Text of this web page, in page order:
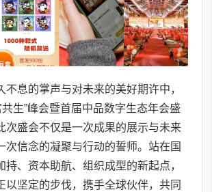
不息的掌声与对未来的美好期许中，
共生”峰会暨首届中品数字生态年会盛
次盛会不仅是一次成果的展示与未来
次信念的凝聚与行动的誓师。站在国
持、资本助航、组织成型的新起点，
以坚定的步伐，携手全球伙伴，共同